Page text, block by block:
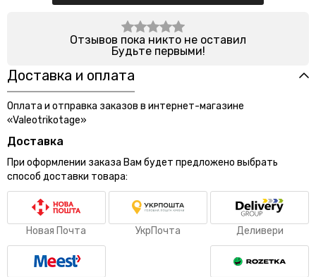
Отзывов пока никто не оставил
Будьте первыми!
Доставка и оплата
Оплата и отправка заказов в интернет-магазине
«Valeotrikotage»
Доставка
При оформлении заказа Вам будет предложено выбрать
способ доставки товара:
Новая Почта УкрПочта Деливери